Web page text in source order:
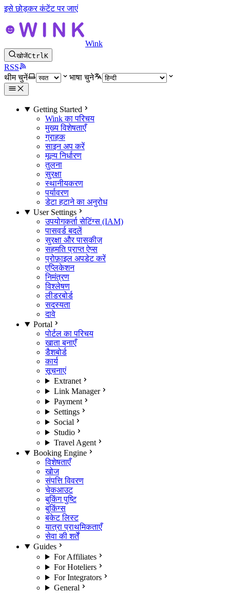
इसे छोड़कर कंटेंट पर जाएं
Wink
खोजेंCtrlK
RSS
थीम चुनें
भाषा चुने
Getting Started
Wink का परिचय
मुख्य विशेषताएँ
ग्राहक
साइन अप करें
मूल्य निर्धारण
तुलना
सुरक्षा
स्थानीयकरण
पर्यावरण
डेटा हटाने का अनुरोध
User Settings
उपयोगकर्ता सेटिंग्स (IAM)
पासवर्ड बदलें
सुरक्षा और पासकीज़
सहमति प्राप्त ऐप्स
प्रोफ़ाइल अपडेट करें
एप्लिकेशन
निमंत्रण
विश्लेषण
लीडरबोर्ड
सदस्यता
दावे
Portal
पोर्टल का परिचय
खाता बनाएँ
डैशबोर्ड
कार्य
सूचनाएं
Extranet
Link Manager
Payment
Settings
Social
Studio
Travel Agent
Booking Engine
विशेषताएँ
खोज
संपत्ति विवरण
चेकआउट
बुकिंग पुष्टि
बुकिंग्स
बकेट लिस्ट
यात्रा प्राथमिकताएँ
सेवा की शर्तें
Guides
For Affiliates
For Hoteliers
For Integrators
General